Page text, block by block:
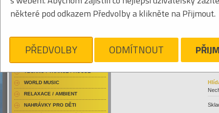
RAP / HIP HOP DOMÁCÍ
RAP / HIP HOP ZAHRANIČNÍ
DVD / HUDBA
PUNK / HARDCORE
TECHNO / TRANCE / HOUSE
WORLD MUSIC
RELAXACE / AMBIENT
NAHRÁVKY PRO DĚTI
některé pod odkazem Předvolby a klikněte na Přijmout.
PŘEDVOLBY ODMÍTNOUT